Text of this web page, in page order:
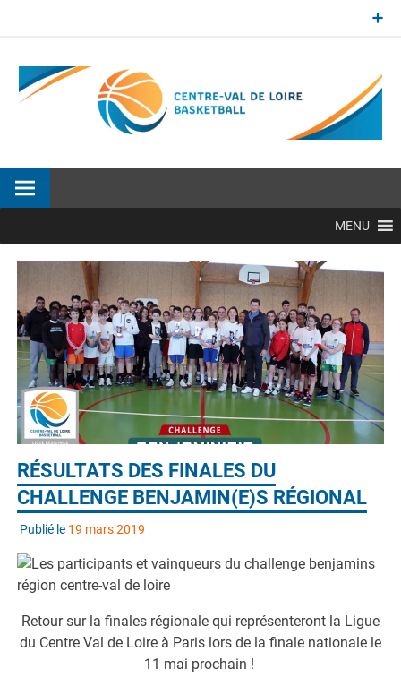
MENU
RÉSULTATS DES FINALES DU
CHALLENGE BENJAMIN(E)S RÉGIONAL
Publié le 19 mars 2019
Retour sur la finales régionale qui représenteront la Ligue
du Centre Val de Loire à Paris lors de la finale nationale le
11 mai prochain !